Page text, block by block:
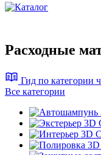
Расходные
Гид по категории
Все категории